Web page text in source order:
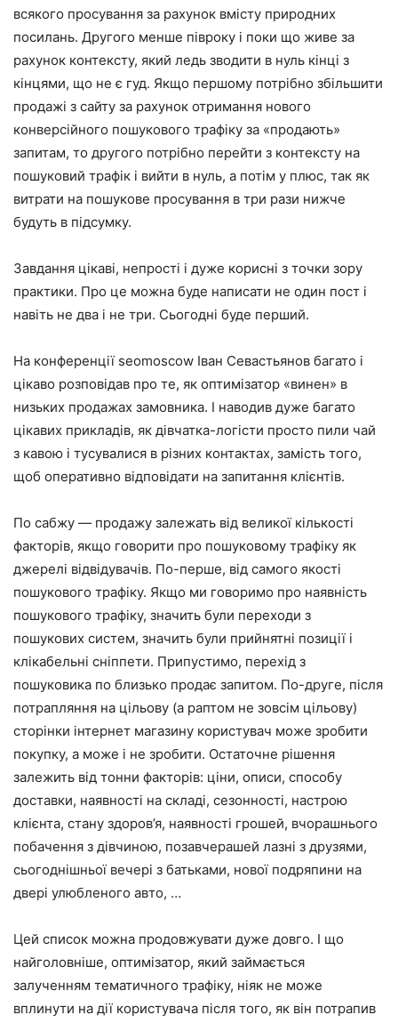
всякого просування за рахунок вмісту природних
посилань. Другого менше півроку і поки що живе за
рахунок контексту, який ледь зводити в нуль кінці з
кінцями, що не є гуд. Якщо першому потрібно збільшити
продажі з сайту за рахунок отримання нового
конверсійного пошукового трафіку за «продають»
запитам, то другого потрібно перейти з контексту на
пошуковий трафік і вийти в нуль, а потім у плюс, так як
витрати на пошукове просування в три рази нижче
будуть в підсумку.
Завдання цікаві, непрості і дуже корисні з точки зору
практики. Про це можна буде написати не один пост і
навіть не два і не три. Сьогодні буде перший.
На конференції seomoscow Іван Севастьянов багато і
цікаво розповідав про те, як оптимізатор «винен» в
низьких продажах замовника. І наводив дуже багато
цікавих прикладів, як дівчатка-логісти просто пили чай
з кавою і тусувалися в різних контактах, замість того,
щоб оперативно відповідати на запитання клієнтів.
По сабжу — продажу залежать від великої кількості
факторів, якщо говорити про пошуковому трафіку як
джерелі відвідувачів. По-перше, від самого якості
пошукового трафіку. Якщо ми говоримо про наявність
пошукового трафіку, значить були переходи з
пошукових систем, значить були прийнятні позиції і
клікабельні сніппети. Припустимо, перехід з
пошуковика по близько продає запитом. По-друге, після
потрапляння на цільову (а раптом не зовсім цільову)
сторінки інтернет магазину користувач може зробити
покупку, а може і не зробити. Остаточне рішення
залежить від тонни факторів: ціни, описи, способу
доставки, наявності на складі, сезонності, настрою
клієнта, стану здоров’я, наявності грошей, вчорашнього
побачення з дівчиною, позавчерашей лазні з друзями,
сьогоднішньої вечері з батьками, нової подряпини на
двері улюбленого авто, …
Цей список можна продовжувати дуже довго. І що
найголовніше, оптимізатор, який займається
залученням тематичного трафіку, ніяк не може
вплинути на дії користувача після того, як він потрапив